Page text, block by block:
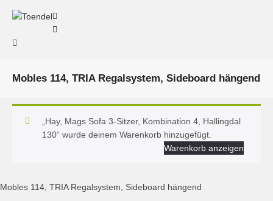
Mobles 114, TRIA Regalsystem, Sideboard hängend
„Hay, Mags Sofa 3-Sitzer, Kombination 4, Hallingdal
130“ wurde deinem Warenkorb hinzugefügt.
Warenkorb anzeigen
Mobles 114, TRIA Regalsystem, Sideboard hängend